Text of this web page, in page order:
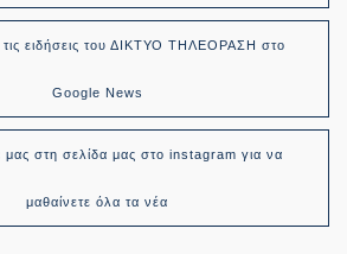
ειδήσεις του ΔΙΚΤΥΟ ΤΗΛΕΟΡΑΣΗ στο
Google News
μας στη σελίδα μας στο instagram για να
μαθαίνετε όλα τα νέα